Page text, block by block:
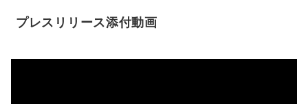
プレスリリース添付動画